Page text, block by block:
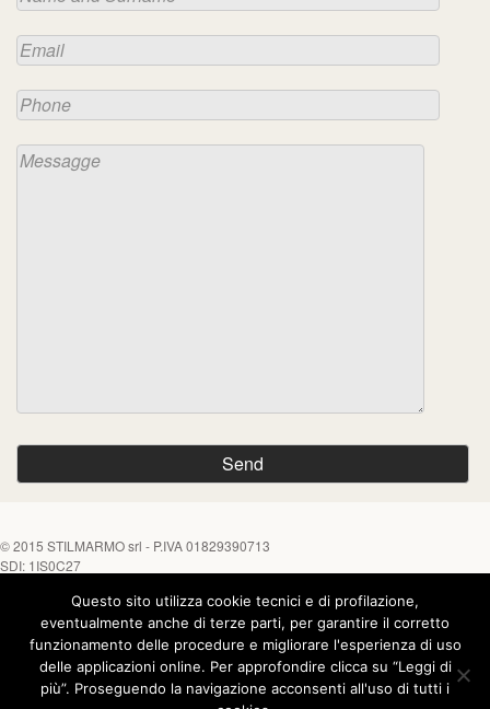
© 2015 STILMARMO srl - P.IVA 01829390713
SDI: 1IS0C27
Tel. +39 0882 645452 - Fax +39 0882 646170Chiamaci su
COOKIE|PRIVACY| Powered byAsernet
Questo sito utilizza cookie tecnici e di profilazione,
eventualmente anche di terze parti, per garantire il corretto
funzionamento delle procedure e migliorare l'esperienza di uso
delle applicazioni online. Per approfondire clicca su “Leggi di
più”. Proseguendo la navigazione acconsenti all'uso di tutti i